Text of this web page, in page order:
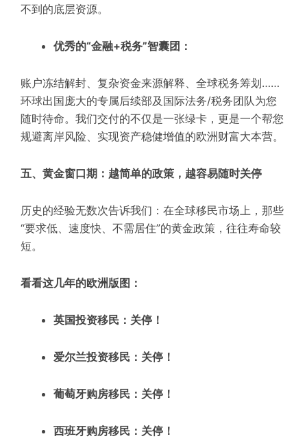
不到的底层资源。
优秀的“金融+税务”智囊团：
账户冻结解封、复杂资金来源解释、全球税务筹划……
环球出国庞大的专属后续部及国际法务/税务团队为您
随时待命。我们交付的不仅是一张绿卡，更是一个帮您
规避离岸风险、实现资产稳健增值的欧洲财富大本营。
五、黄金窗口期：越简单的政策，越容易随时关停
历史的经验无数次告诉我们：在全球移民市场上，那些
“要求低、速度快、不需居住”的黄金政策，往往寿命较
短。
看看这几年的欧洲版图：
英国投资移民 ：关停！
爱尔兰投资移民 ：关停！
葡萄牙购房移民 ：关停！
西班牙购房移民 ：关停！